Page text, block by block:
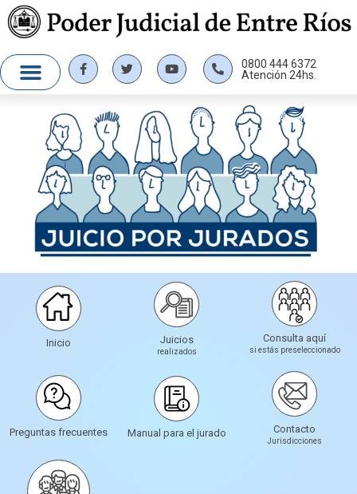
0800 444 6372
Atención 24hs.
Inicio Juicios
realizados
Consulta aquí
si estás preseleccionado
Preguntas frecuentes Manual para el jurado Contacto
Jurisdicciones